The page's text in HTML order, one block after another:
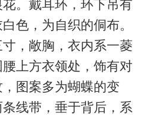
。戴耳环，环下吊有
色，为自织的侗布。
，敞胸，衣内系一菱
上方衣领处，饰有对
图案多为蝴蝶的变
线带，垂于背后，系